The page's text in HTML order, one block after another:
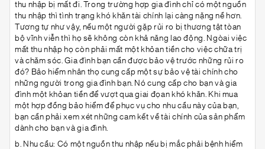
thu nhập bị mất đi. Trong trường hợp gia đình chỉ có một nguồn
thu nhập thì tình trạng khó khăn tài chính lại càng nặng nề hơn.
Tương tự như vậy, nếu một người gặp rủi ro bị thương tật tòan
bộ vĩnh viễn thì họ sẽ không còn khả năng lao động. Ngòai việc
mất thu nhập họ còn phải mất một khỏan tiền cho việc chữa trị
và chăm sóc. Gia đình bạn cần được bảo vệ trước những rủi ro
đó? Bảo hiểm nhân thọ cung cấp một sự bảo vệ tài chính cho
những người trong gia đình bạn. Nó cung cấp cho bạn và gia
đình một khỏan tiền để vượt qua giai đọan khó khăn. Khi mua
một hợp đồng bảo hiểm để phục vụ cho nhu cầu này của bạn,
bạn cần phải xem xét những cam kết về tài chính của sản phẩm
dành cho bạn và gia đình.
b. Nhu cầu: Có một nguồn thu nhập nếu bị mắc phải bệnh hiểm